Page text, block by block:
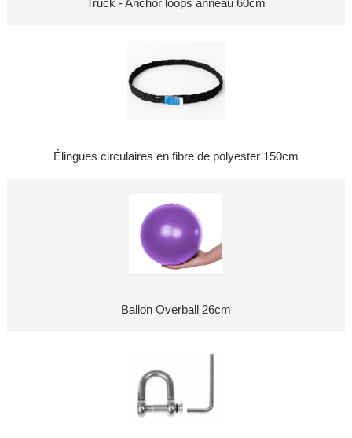
Truck - Anchor loops anneau 60cm
Élingues circulaires en fibre de polyester 150cm
Ballon Overball 26cm